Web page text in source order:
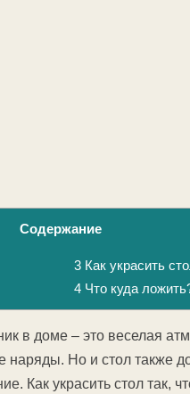
Содержание
3Как украсить
4Что куда
в доме – это веселая
наряды. Но и стол также
Как украсить стол так,